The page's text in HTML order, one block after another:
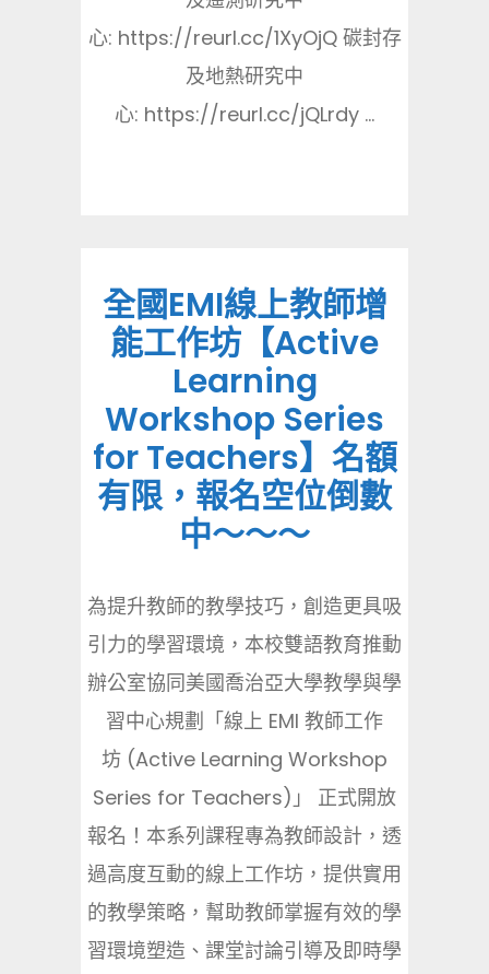
心: https://reurl.cc/1XyOjQ 碳封存
及地熱研究中
心: https://reurl.cc/jQLrdy ...
全國EMI線上教師增
能工作坊【Active
Learning
Workshop Series
for Teachers】名額
有限，報名空位倒數
中～～～
為提升教師的教學技巧，創造更具吸
引力的學習環境，本校雙語教育推動
辦公室協同美國喬治亞大學教學與學
習中心規劃「線上 EMI 教師工作
坊 (Active Learning Workshop
Series for Teachers)」 正式開放
報名！本系列課程專為教師設計，透
過高度互動的線上工作坊，提供實用
的教學策略，幫助教師掌握有效的學
習環境塑造、課堂討論引導及即時學